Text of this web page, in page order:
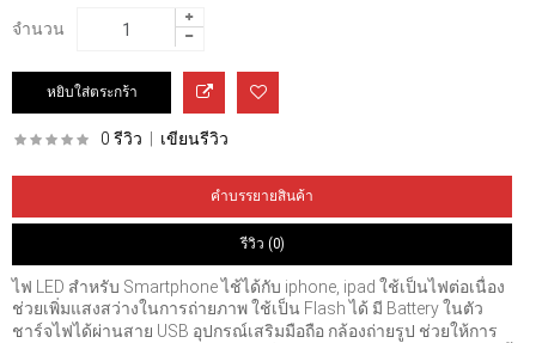
จำนวน
0 รีวิว เขียนรีวิว
คำบรรยายสินค้า
รีวิว (0)
ไฟ LED สำหรับ Smartphone ไช้ได้กับ iphone, ipad ใช้เป็นไฟต่อเนื่อง
ช่วยเพิ่มแสงสว่างในการถ่ายภาพใช้เป็น Flash ได้ มี Battery ในตัว
ชาร์จไฟได้ผ่านสาย USB อุปกรณ์เสริมมือถือ กล้องถ่ายรูป ช่วยให้การ